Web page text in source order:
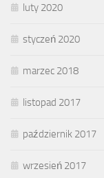
luty 2020
styczeń 2020
marzec 2018
listopad 2017
październik 2017
wrzesień 2017